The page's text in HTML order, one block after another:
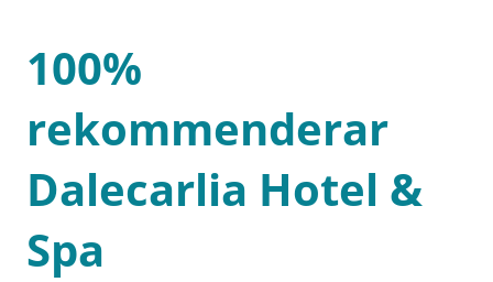
100%
rekommenderar
Dalecarlia Hotel &
Spa